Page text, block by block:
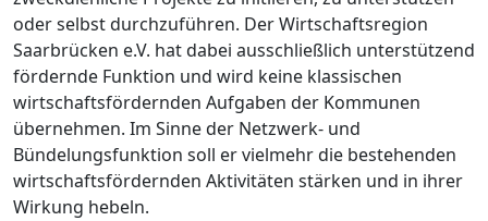
oder selbst durchzuführen. Der Wirtschaftsregion
Saarbrücken e.V. hat dabei ausschließlich unterstützend
fördernde Funktion und wird keine klassischen
wirtschaftsfördernden Aufgaben der Kommunen
übernehmen. Im Sinne der Netzwerk- und
Bündelungsfunktion soll er vielmehr die bestehenden
wirtschaftsfördernden Aktivitäten stärken und in ihrer
Wirkung hebeln.